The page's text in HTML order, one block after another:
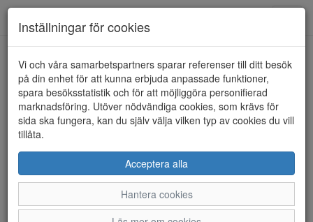
HEM RIEKER
Inställningar för cookies
Vi och våra samarbetspartners sparar referenser till ditt besök
på din enhet för att kunna erbjuda anpassade funktioner,
spara besöksstatistik och för att möjliggöra personifierad
marknadsföring. Utöver nödvändiga cookies, som krävs för
sida ska fungera, kan du själv välja vilken typ av cookies du vill
tillåta.
Acceptera alla
Hantera cookies